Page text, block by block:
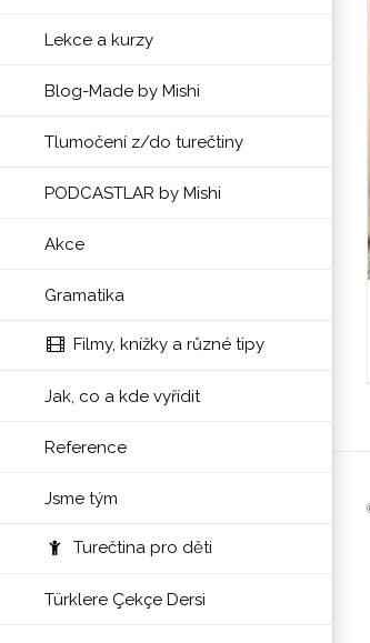
Lekce a kurzy
Blog-Made by Mishi
Tlumočení z/do turečtiny
PODCASTLAR by Mishi
Akce
Gramatika
Filmy, knížky a různé tipy
Jak, co a kde vyřídit
Reference
Jsme tým
Turečtina pro děti
Türklere Çekçe Dersi